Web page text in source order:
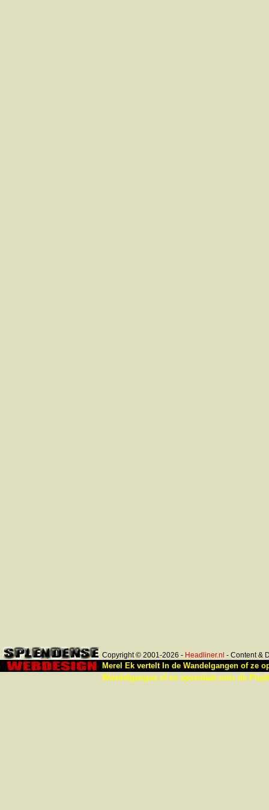
Copyright © 2001-2026 - Headliner.nl - Content &
Merel Ek vertelt In de Wandelgangen of ze
Wandelgangen of ze openstaat voor de